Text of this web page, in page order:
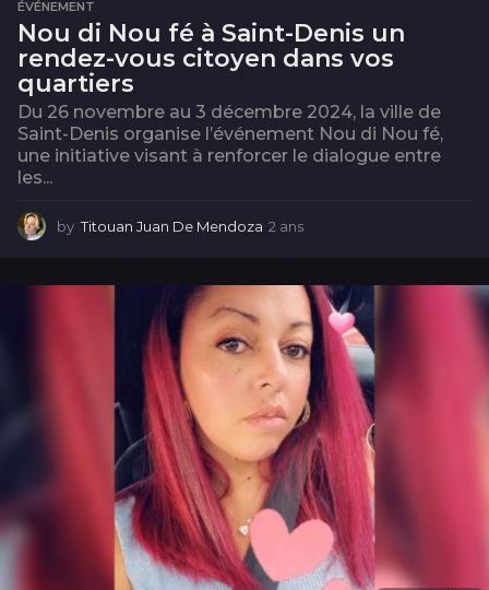
ÉVÉNEMENT
Nou di Nou fé à Saint-Denis un
rendez-vous citoyen dans vos
quartiers
Du 26 novembre au 3 décembre 2024, la ville de
Saint-Denis organise l’événement Nou di Nou fé,
une initiative visant à renforcer le dialogue entre
les...
by Titouan Juan De Mendoza 2 ans
s